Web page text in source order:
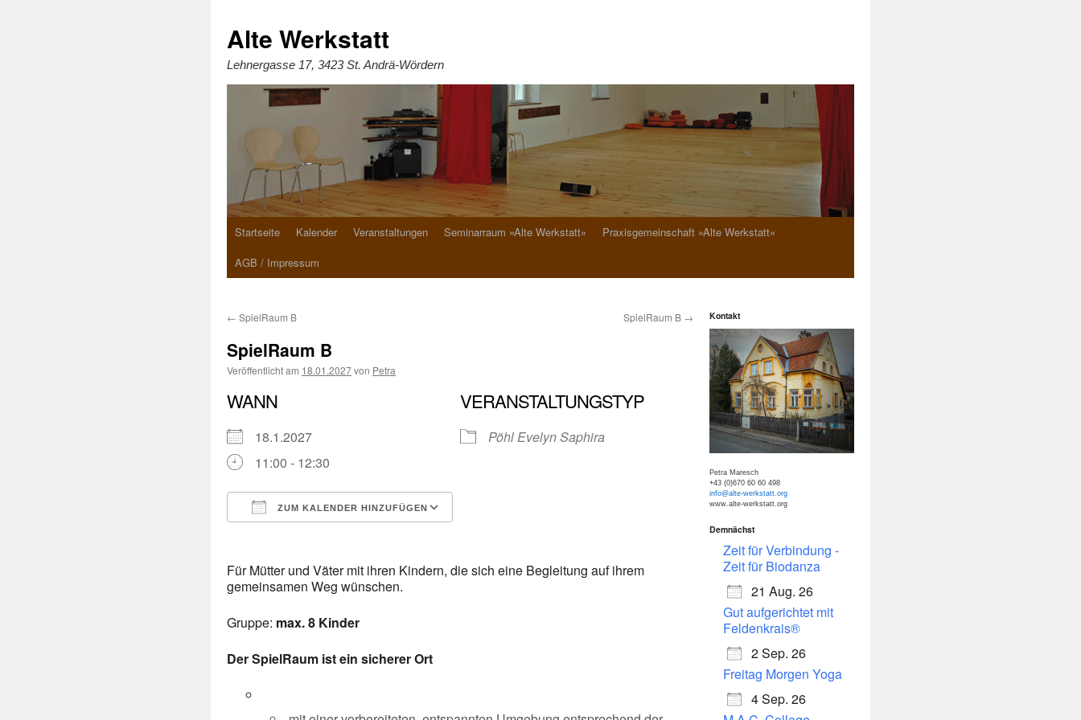
Alte Werkstatt
Lehnergasse 17, 3423 St. Andrä-Wördern
Startseite Kalender Veranstaltungen Seminarraum »Alte Werkstatt«
Praxisgemeinschaft »Alte Werkstatt«
AGB / Impressum
← SpielRaum B SpielRaum B →
SpielRaum B
Veröffentlicht am 18.01.2027von Petra
WANN
18.1.2027
11:00 - 12:30
ZUM KALENDER HINZUFÜGEN
iCalendar
VERANSTALTUNGSTYP
Pöhl Evelyn Saphira
Für Mütter und Väter mit ihren Kindern, die sich eine Begleitung auf ihrem
gemeinsamen Weg wünschen.
Gruppe: max. 8 Kinder
Der SpielRaum ist ein sicherer Ort
Kontakt
Petra Maresch
+43 (0)670 60 60 498
info@alte-werkstatt.org
www.alte-werkstatt.org
Demnächst
Zeit für Verbindung -
Zeit für Biodanza
21 Aug. 26
Gut aufgerichtet mit
Feldenkrais®
2 Sep. 26
Freitag Morgen Yoga
4 Sep. 26